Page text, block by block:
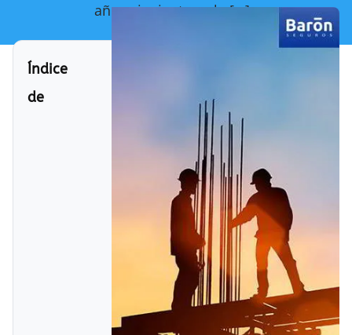
años siguientes a la […]
Índice
de